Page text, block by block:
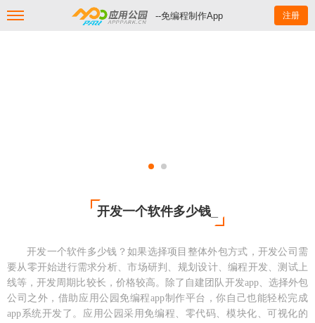
--免编程制作App 注册
开发一个软件多少钱_
开发一个软件多少钱？如果选择项目整体外包方式，开发公司需
要从零开始进行需求分析、市场研判、规划设计、编程开发、测试上
线等，开发周期比较长，价格较高。除了自建团队开发app、选择外包
公司之外，借助应用公园免编程app制作平台，你自己也能轻松完成
app系统开发了。应用公园采用免编程、零代码、模块化、可视化的